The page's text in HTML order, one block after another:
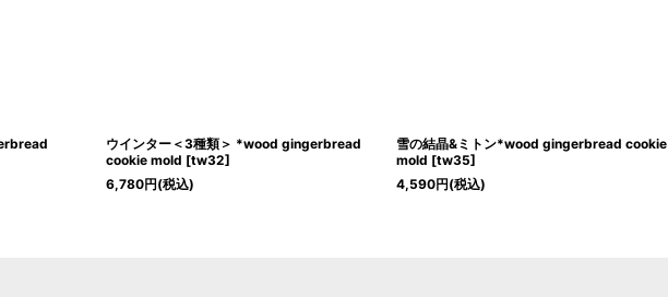
ウインター＜3種類＞ *wood gingerbread
cookie mold [tw32]
6,780円(税込)
雪の結晶&ミトン*wood gingerbread cookie
mold [tw35]
4,590円(税込)